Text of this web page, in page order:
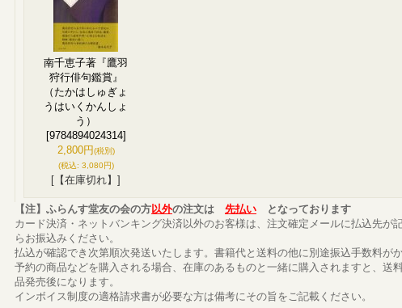
南千恵子著『鷹羽
狩行俳句鑑賞』
（たかはしゅぎょ
うはいくかんしょ
う）
[9784894024314]
2,800円(税別)
(税込: 3,080円)
[【在庫切れ】]
【注】ふらんす堂友の会の方以外の注文は 先払い となっております
カード決済・ネットバンキング決済以外のお客様は、注文確定メールに払込先が
らお振込みください。
払込が確認でき次第順次発送いたします。書籍代と送料の他に別途振込手数料が
予約の商品などを購入される場合、在庫のあるものと一緒に購入されますと、送
品発売後になります。
インボイス制度の適格請求書が必要な方は備考にその旨をご記載ください。